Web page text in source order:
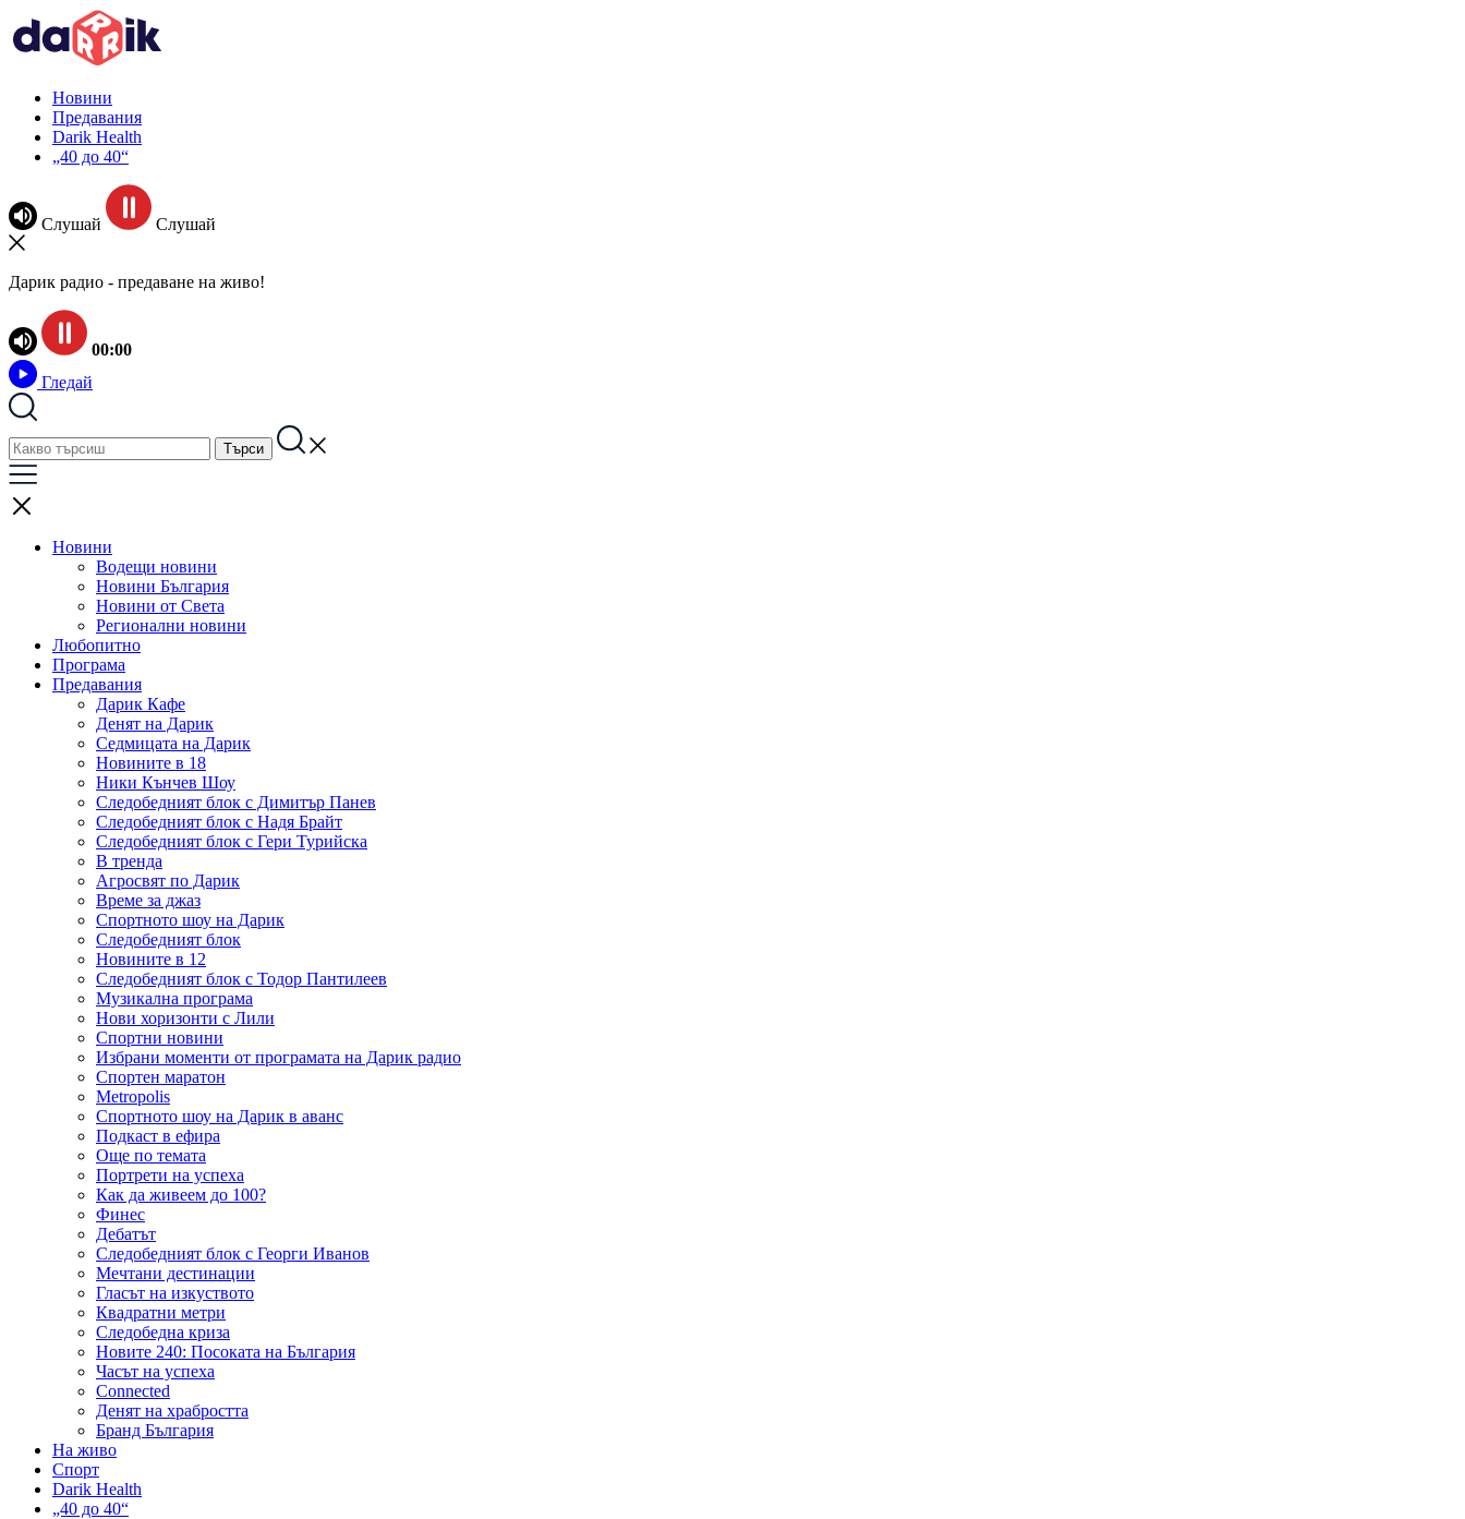
Новини
Предавания
Darik Health
„40 до 40“
Слушай Слушай
Дарик радио - предаване на живо!
00:00
Гледай
Новини
Водещи новини
Новини България
Новини от Света
Регионални новини
Любопитно
Програма
Предавания
Дарик Кафе
Денят на Дарик
Седмицата на Дарик
Новините в 18
Ники Кънчев Шоу
Следобедният блок с Димитър Панев
Следобедният блок с Надя Брайт
Следобедният блок с Гери Турийска
В тренда
Агросвят по Дарик
Време за джаз
Спортното шоу на Дарик
Следобедният блок
Новините в 12
Следобедният блок с Тодор Пантилеев
Музикална програма
Нови хоризонти с Лили
Спортни новини
Избрани моменти от програмата на Дарик радио
Спортен маратон
Metropolis
Спортното шоу на Дарик в аванс
Подкаст в ефира
Още по темата
Портрети на успеха
Как да живеем до 100?
Финес
Дебатът
Следобедният блок с Георги Иванов
Мечтани дестинации
Гласът на изкуството
Квадратни метри
Следобедна криза
Новите 240: Посоката на България
Часът на успеха
Connected
Денят на храбростта
Бранд България
На живо
Спорт
Darik Health
„40 до 40“